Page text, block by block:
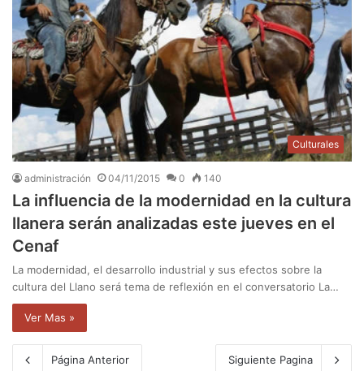
Culturales
administración 04/11/2015 0 140
La influencia de la modernidad en la cultura
llanera serán analizadas este jueves en el
Cenaf
La modernidad, el desarrollo industrial y sus efectos sobre la
cultura del Llano será tema de reflexión en el conversatorio La…
Ver Mas »
Página Anterior Siguiente Pagina